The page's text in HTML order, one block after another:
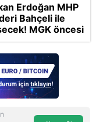
Erdoğan MHP
Bahçeli ile
MGK öncesi
zirve: Çerçeve
teklifi gündemde